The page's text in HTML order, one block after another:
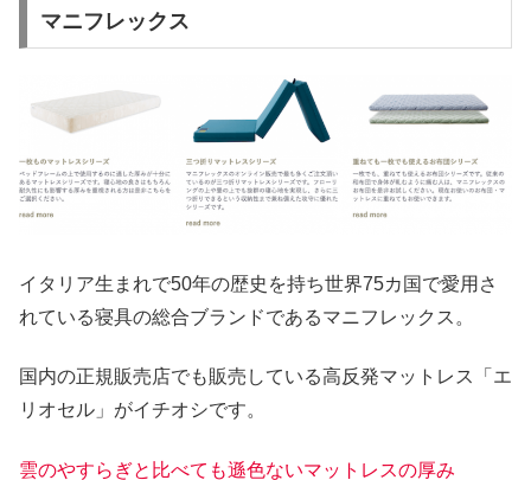
マニフレックス
イタリア生まれで50年の歴史を持ち世界75カ国で愛用さ
れている寝具の総合ブランドであるマニフレックス。
国内の正規販売店でも販売している高反発マットレス「エ
リオセル」がイチオシです。
雲のやすらぎと比べても遜色ないマットレスの厚み